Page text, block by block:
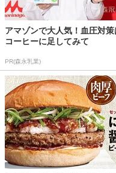
アマゾンで大人気！血圧対策
コーヒーに足してみて
PR(森永乳業)